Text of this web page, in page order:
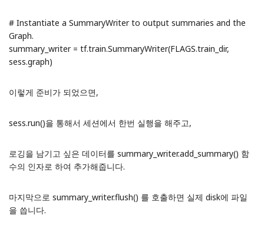
# Instantiate a SummaryWriter to output summaries and the
Graph.
summary_writer = tf.train.SummaryWriter(FLAGS.train_dir,
sess.graph)
이렇게 준비가 되었으면,
sess.run()을 통해서 세션에서 한번 실행을 해주고,
로깅을 남기고 싶은 데이터를 summary_writer.add_summary() 함
수의 인자로 하여 추가해줍니다.
마지막으로 summary_writer.flush() 를 호출하면 실제 disk에 파일
을 씁니다.